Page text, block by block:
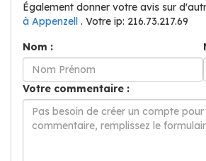
Également donner votre avis sur
à Appenzell . Votre ip: 216.73.217.69
Nom :
Votre commentaire :